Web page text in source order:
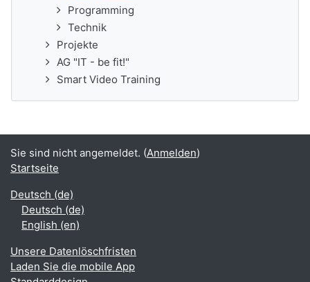
Programming
Technik
Projekte
AG "IT - be fit!"
Smart Video Training
Sie sind nicht angemeldet. (Anmelden)
Startseite
Deutsch ‎(de)‎
Deutsch ‎(de)‎
English ‎(en)‎
Unsere Datenlöschfristen
Laden Sie die mobile App